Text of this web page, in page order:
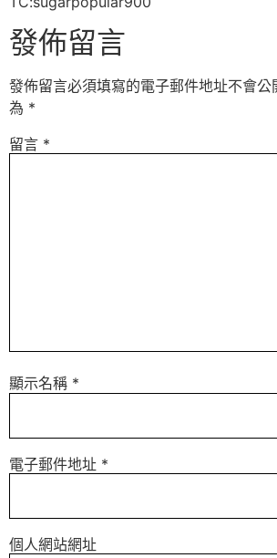
發佈留言
發佈留言必須填寫的電子郵件地址不會公
為 *
留言 *
顯示名稱 *
電子郵件地址 *
個人網站網址